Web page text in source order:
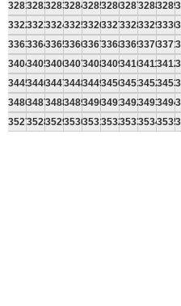
328132823283328432853286328732883289
332233233324332533263327332833293330
336333643365336633673368336933703371
340434053406340734083409341034113412
344534463447344834493450345134523453
348634873488348934903491349234933494
352735283529353035313532353335343535